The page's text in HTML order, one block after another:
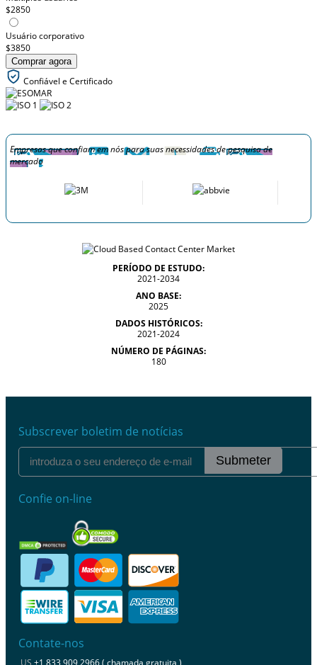
$2850
Usuário corporativo
$3850
Comprar agora
Confiável e Certificado
Empresas que confiam em nós para suas necessidades de pesquisa de
mercado
PERÍODO DE ESTUDO:
2021-2034
ANO BASE:
2025
DADOS HISTÓRICOS:
2021-2024
NÚMERO DE PÁGINAS:
180
Subscrever boletim de notícias
Submeter
Confie on-line
Contate-nos
US +1 833 909 2966 ( chamada gratuita )